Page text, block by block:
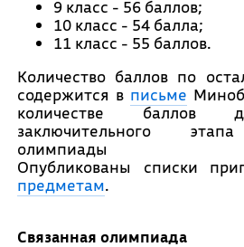
9 класс - 56 баллов;
10 класс - 54 балла;
11 класс - 55 баллов.
Количество баллов по
содержится в письме
количестве баллов
заключительного
олимпиады
Опубликованы списки
предметам.
Связанная олимпиада